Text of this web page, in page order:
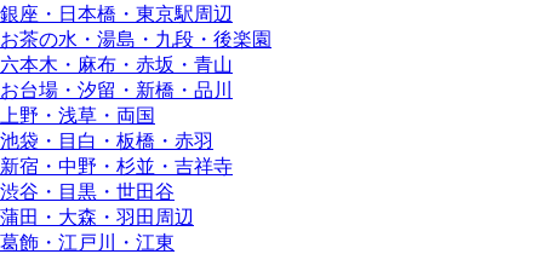
銀座・日本橋・東京駅周辺
お茶の水・湯島・九段・後楽園
六本木・麻布・赤坂・青山
お台場・汐留・新橋・品川
上野・浅草・両国
池袋・目白・板橋・赤羽
新宿・中野・杉並・吉祥寺
渋谷・目黒・世田谷
蒲田・大森・羽田周辺
葛飾・江戸川・江東